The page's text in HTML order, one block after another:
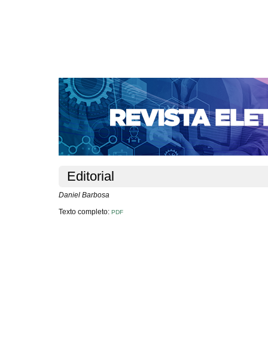
CAPA SOBRE ACESSO CADASTRO
NOTÍCIAS
SUBMISSÕES
PORTAL DE REVISTAS
AUTORES
TUTORIAL PARA AVALIADORES
Capa> v. 3, n. 1 (2013)> Barbosa
Editorial
Daniel Barbosa
Texto completo: PDF